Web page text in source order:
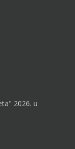
2026. u